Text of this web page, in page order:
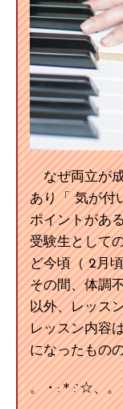
なぜ両立が成
あり「 気が付
ポイントがあ
受験生として
ど今頃（ 2月
その間、体調
以外、レッス
レッスン内容
になったもの
。・:＊:`☆、